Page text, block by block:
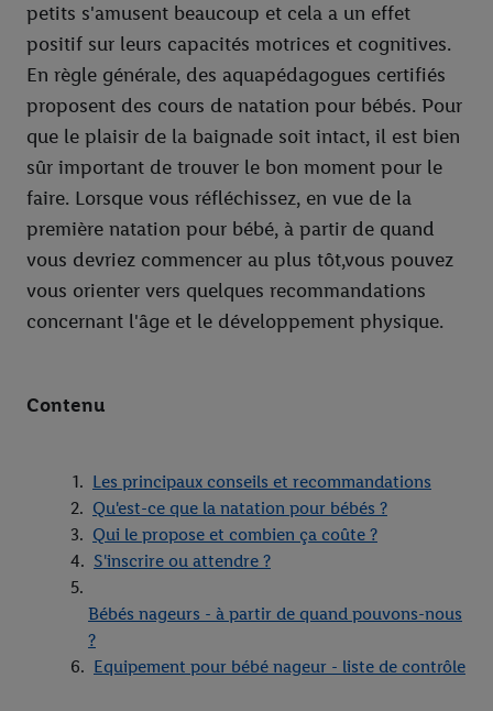
petits s'amusent beaucoup et cela a un effet
positif sur leurs capacités motrices et cognitives.
En règle générale, des aquapédagogues certifiés
proposent des cours de natation pour bébés. Pour
que le plaisir de la baignade soit intact, il est bien
sûr important de trouver le bon moment pour le
faire. Lorsque vous réfléchissez, en vue de la
première natation pour bébé, à partir de quand
vous devriez commencer au plus tôt,vous pouvez
vous orienter vers quelques recommandations
concernant l'âge et le développement physique.
Contenu
Les principaux conseils et recommandations
Qu'est-ce que la natation pour bébés ?
Qui le propose et combien ça coûte ?
S'inscrire ou attendre ?
Bébés nageurs - à partir de quand pouvons-nous
?
Equipement pour bébé nageur - liste de contrôle